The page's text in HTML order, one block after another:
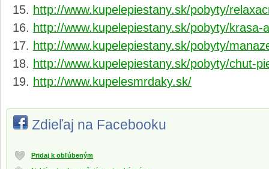
http://www.kupelepiestany.sk/pobyty/
http://www.kupelepiestany.sk/pobyty/krasa-
http://www.kupelepiestany.sk/pobyty/
http://www.kupelepiestany.sk/pobyty/chut-
http://www.kupelesmrdaky.sk/
Zdieľaj na Facebooku
Pridaj k obľúbeným